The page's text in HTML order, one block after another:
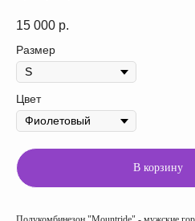
15 000 р.
Размер
Цвет
В корзину